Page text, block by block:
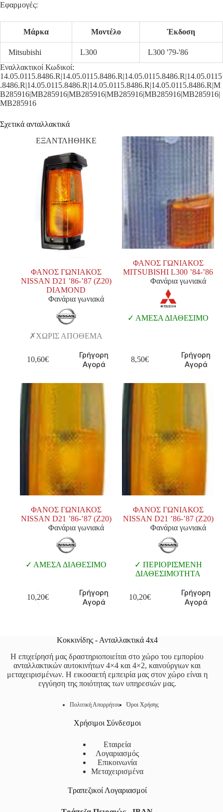
Εφαρμογές:
Μάρκα Μοντέλο Έκδοση
Mitsubishi L300
L300 '79-'86
Εναλλακτικοί Κωδικοί:
14.05.0115.8486.R|14.05.0115.8486.R|14.05.0115.8486.R|14.05.0115
.8486.R|14.05.0115.8486.R|14.05.0115.8486.R|14.05.0115.8486.R|M
B285916|MB285916|MB285916|MB285916|MB285916|MB285916|
MB285916
Σχετικά ανταλλακτικά
ΕΞΑΝΤΛΗΘΗΚΕ
ΦΑΝΟΣ ΓΩΝΙΑΚΟΣ
NISSAN D21 ’86-’87 (Z20)
DIAMOND
Φανάρια γωνιακά
ΧΩΡΙΣ ΑΠΟΘΕΜΑ
10,60€
Γρήγορη
Αγορά
ΦΑΝΟΣ ΓΩΝΙΑΚΟΣ
MITSUBISHI L300 ’84-’86
Φανάρια γωνιακά
ΑΜΕΣΑ ΔΙΑΘΕΣΙΜΟ
8,50€
Γρήγορη
Αγορά
ΦΑΝΟΣ ΓΩΝΙΑΚΟΣ
NISSAN D21 ’86-’87 (Ζ20)
Φανάρια γωνιακά
ΑΜΕΣΑ ΔΙΑΘΕΣΙΜΟ
10,20€
Γρήγορη
Αγορά
ΦΑΝΟΣ ΓΩΝΙΑΚΟΣ
NISSAN D21 ’86-’87 (Ζ20)
Φανάρια γωνιακά
ΠΕΡΙΟΡΙΣΜΕΝΗ
ΔΙΑΘΕΣΙΜΟΤΗΤΑ
10,20€
Γρήγορη
Αγορά
Κοκκινίδης - Ανταλλακτικά 4x4
Η επιχείρησή μας δραστηριοποιείται στο χώρο του εμπορίου
ανταλλακτικών αυτοκινήτων 4×4 και 4×2, καινούργιων και
μεταχειρισμένων. Η εικοσαετή εμπειρία μας στον χώρο είναι η
εγγύηση της ποιότητας των υπηρεσιών μας.
Πολιτική Απορρήτου Όροι Χρήσης
Χρήσιμοι Σύνδεσμοι
Εταιρεία
Λογαριασμός
Επικοινωνία
Μεταχειρισμένα
Τραπεζικοί Λογαριασμοί